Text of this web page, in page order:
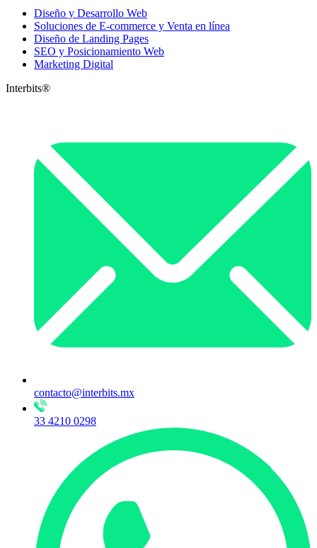
Diseño y Desarrollo Web
Soluciones de E-commerce y Venta en línea
Diseño de Landing Pages
SEO y Posicionamiento Web
Marketing Digital
Interbits®
contacto@interbits.mx
33 4210 0298